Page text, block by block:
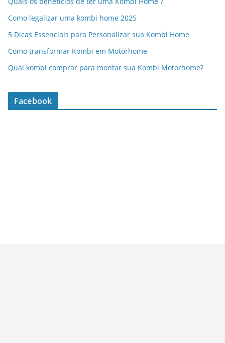
Como legalizar uma kombi home 2025
5 Dicas Essenciais para Personalizar sua Kombi Home
Como transformar Kombi em Motorhome
Qual kombi comprar para montar sua Kombi Motorhome?
Facebook